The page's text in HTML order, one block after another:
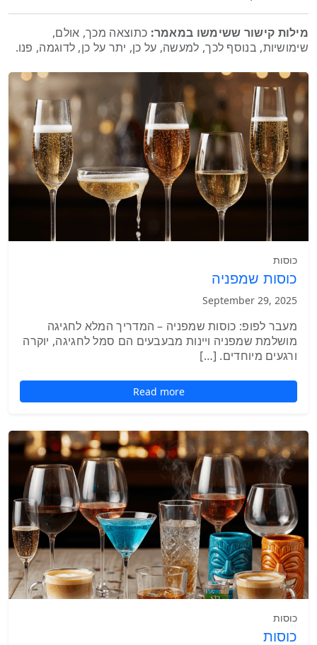
מילות קישור ששימשו במאמר:כתוצאה מכך, אולם,
שימושיות, בנוסף לכך, למעשה, על כן, יתר על כן, לדוגמה, פנו.
כוסות
כוסות שמפניה
September 29, 2025
מעבר לפופ: כוסות שמפניה – המדריך המלא לחגיגה
מושלמת שמפניה ויינות מבעבעים הם סמל לחגיגה, יוקרה
ורגעים מיוחדים. […]
Read more
כוסות
כוסות